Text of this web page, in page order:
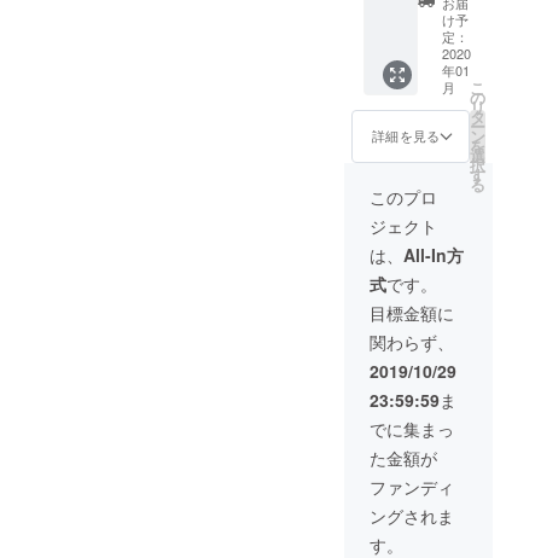
前はこ
ちらで
記載し
ます。
支援
ず備考
欄にて
のお名
前をお
知らせ
くださ
（個人
名、
ニック
ネー
ム、法
人や企
業名も
可能で
す）ご
了承く
ださ
い。 お
礼の手
に買え
ない限
定の商
品で
す。 備
考欄に
お名前
ら名前
て、 世
界で一
つだけ
のオリ
ジナル
のもの
も作成
してい
ます！
トート
バッグ
大き
さ、A４
サイ
ズ：横
コラボ
リター
ンで
す！お
早めに
ＧＥＴ
してい
おすす
めしま
す★
（今回
は千菓
子をお
届けし
ます）
お皿の
サイズ
は21セ
ンチに
なりま
す。
＋お礼
の手
紙】 渋
谷ヒカ
リエで
完売し
た幻の
限定ア
クセサ
リーと
お礼の
手紙を
セット
にして
お届け
します
★限定
１0個で
す！
け予
定：
2020
年01
月
詳細を見る
こ
の
リ
タ
ー
ン
を
選
択
す
る
このプロ
ジェクト
は、 All-In方
式です。
目標金額に
関わらず、
2019/10/29
23:59:59ま
でに集まっ
た金額が
ファンディ
ングされま
す。